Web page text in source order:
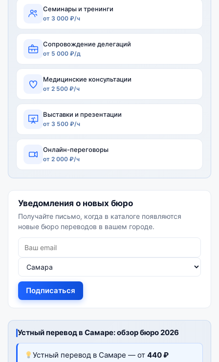
Семинары и тренинги
от 3 000 ₽/ч
Сопровождение делегаций
от 5 000 ₽/д
Медицинские консультации
от 2 500 ₽/ч
Выставки и презентации
от 3 500 ₽/ч
Онлайн-переговоры
от 2 000 ₽/ч
Уведомления о новых бюро
Получайте письмо, когда в каталоге появляются
новые бюро переводов в вашем городе.
Подписаться
Устный перевод в Самаре: обзор бюро 2026
Устный перевод в Самаре — от440 ₽